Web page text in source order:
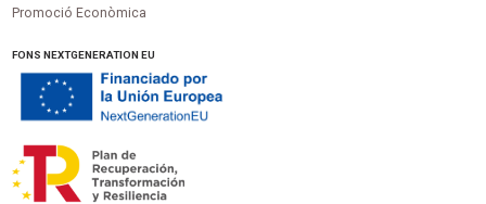
Promoció Econòmica
FONS NEXTGENERATION EU